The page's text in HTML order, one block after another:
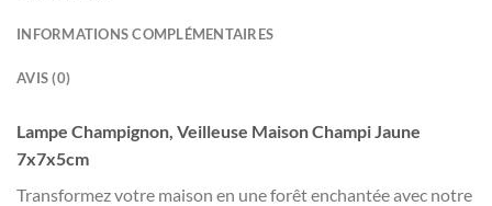
INFORMATIONS COMPLÉMENTAIRES
AVIS (0)
Lampe Champignon, Veilleuse Maison Champi Jaune
7x7x5cm
Transformez votre maison en une forêt enchantée avec notre